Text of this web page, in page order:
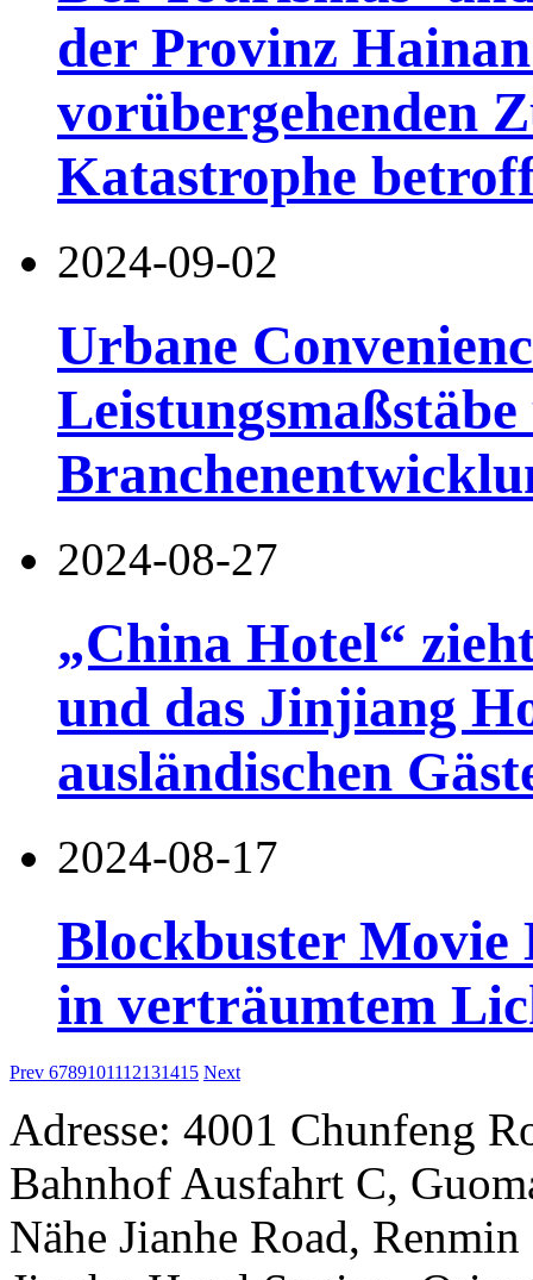
der Provinz
vorübergehenden
Katastrophe
2024-09-02
Urbane
2024-08-27
„China Hotel“
und das Jinjiang
ausländischen
2024-08-17
Blockbuster Movie
in verträumtem
Prev 6789101112131415 Next
Adresse: 4001 Chunfeng
Bahnhof Ausfahrt C,
Nähe Jianhe Road,